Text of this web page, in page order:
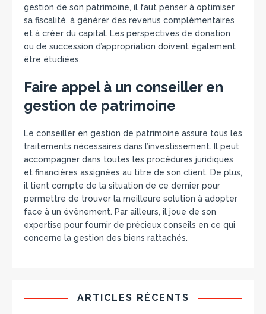
gestion de son patrimoine, il faut penser à optimiser
sa fiscalité, à générer des revenus complémentaires
et à créer du capital. Les perspectives de donation
ou de succession d’appropriation doivent également
être étudiées.
Faire appel à un conseiller en
gestion de patrimoine
Le conseiller en gestion de patrimoine assure tous les
traitements nécessaires dans l’investissement. Il peut
accompagner dans toutes les procédures juridiques
et financières assignées au titre de son client. De plus,
il tient compte de la situation de ce dernier pour
permettre de trouver la meilleure solution à adopter
face à un évènement. Par ailleurs, il joue de son
expertise pour fournir de précieux conseils en ce qui
concerne la gestion des biens rattachés.
ARTICLES RÉCENTS